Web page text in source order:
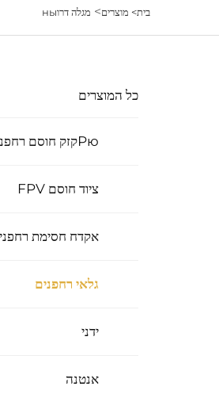
בית> מוצרים> מגלה דרוны
כל המוצרים
Рюקזק חוסם רחפנים
ציוד חוסם FPV
אקדח חסימת
גלאי רחפנים
ידני
אנטנה